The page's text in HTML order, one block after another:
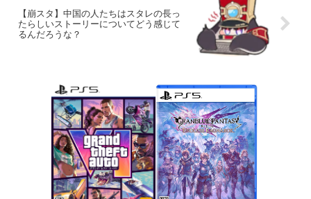
【崩スタ】中国の人たちはスタレの長っ
たらしいストーリーについてどう感じて
るんだろうな？